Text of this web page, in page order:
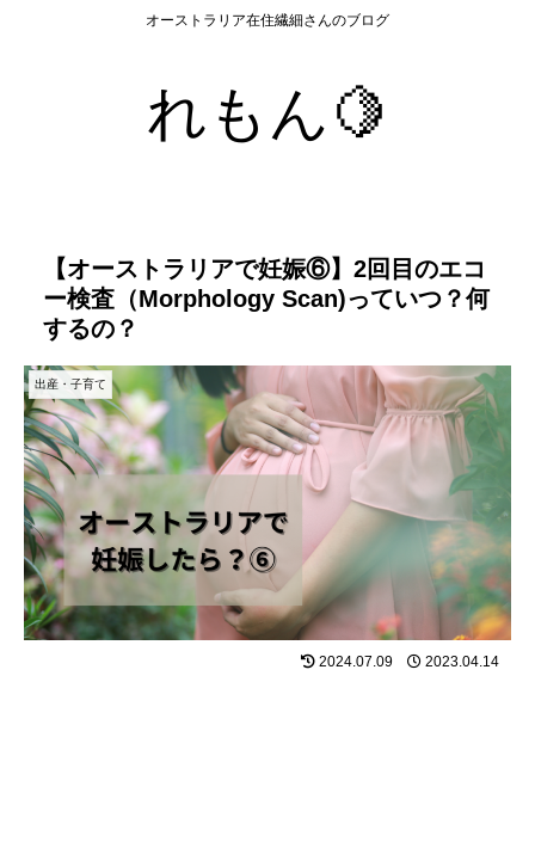
オーストラリア在住繊細さんのブログ
れもん🍋
【オーストラリアで妊娠⑥】2回目のエコ
ー検査（Morphology Scan)っていつ？何
するの？
出産・子育て
2024.07.09 2023.04.14